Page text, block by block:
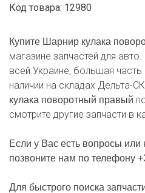
правый
Код товара: 12980
Купите Шарнир кулака
магазине запчастей для
всей Украине, большая часть
наличии на складах Дельта-
кулака поворотный правый
смотрите другие запчасти в
Если у Вас есть вопросы или
позвоните нам по телефону
Для быстрого поиска